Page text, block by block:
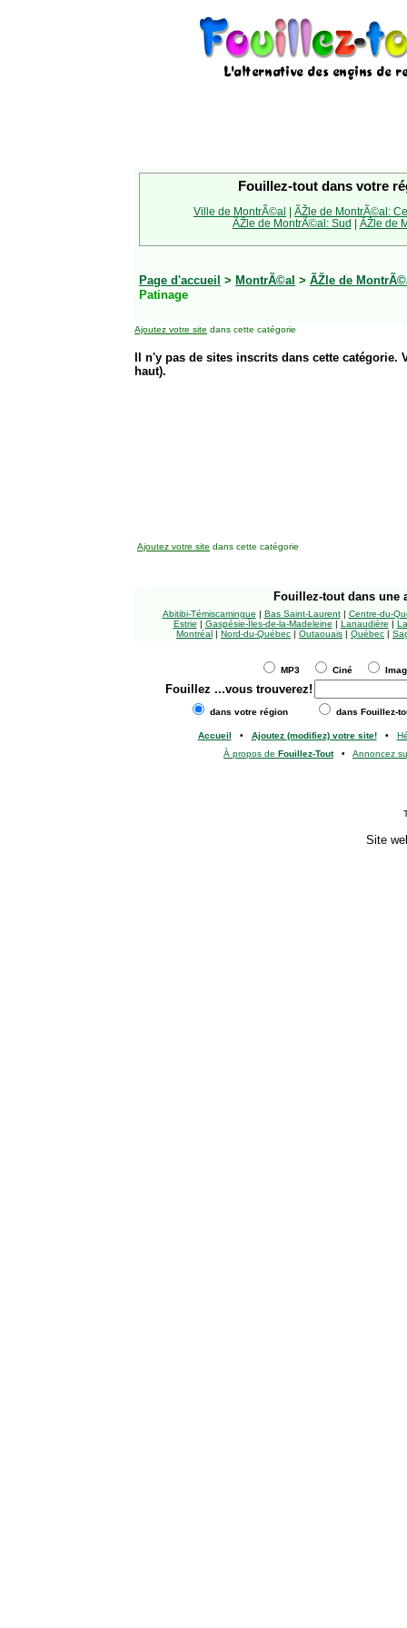
Fouillez-tout dans votre
Ville de MontrÃ©al | ÃŽle de MontrÃ©al:
ÃŽle de MontrÃ©al: Sud | ÃŽle de
Page d'accueil > MontrÃ©al > ÃŽle de
Patinage
Ajoutez votre site dans cette catégorie
Il n'y pas de sites inscrits dans cette
haut).
Ajoutez votre site dans cette catégorie
Fouillez-tout dans une
Abitibi-Témiscamingue | Bas Saint-Laurent| Centre-du-
Estrie | Gaspésie-Îles-de-la-Madeleine | Lanaudière |
Montréal | Nord-du-Québec | Outaouais | Québec |
MP3 Ciné
Fouillez ...vous trouverez!
dans votre région dans Fouillez-
Accueil • Ajoutez (modifiez) votre site!•
À propos de Fouillez-Tout• Annoncez
Site